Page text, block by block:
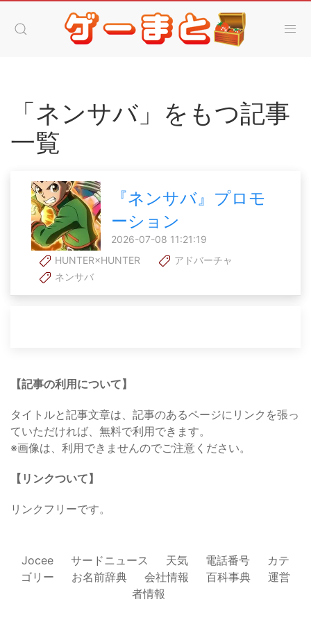
「ネンサバ」をもつ記事
一覧
『ネンサバ』プロモ
ーション
2026-07-08 11:21:19
HUNTER×HUNTER
アドバーチャ
ネンサバ
【記事の利用について】
タイトルと記事文章は、記事のあるページにリンクを張っ
ていただければ、無料で利用できます。
※画像は、利用できませんのでご注意ください。
【リンクついて】
リンクフリーです。
Jocee サードニュース 天気 電話番号
カテ
ゴリー
お名前辞典 会社情報 百科事典
運営
者情報